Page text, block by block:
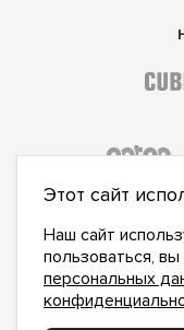
Этот сайт
Наш сайт
пользоваться,
персональных